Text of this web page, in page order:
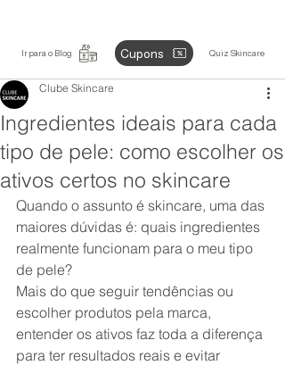
Ir para o Blog Cupons Quiz Skincare
Ingredientes ideais para cada
tipo de pele: como escolher os
ativos certos no skincare
Clube Skincare
Quando o assunto é skincare, uma das
maiores dúvidas é: quais ingredientes
realmente funcionam para o meu tipo
de pele?
Mais do que seguir tendências ou
escolher produtos pela marca,
entender os ativos faz toda a diferença
para ter resultados reais e evitar